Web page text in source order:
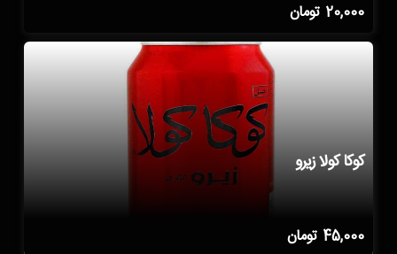
20,000 تومان
کوکا کولا زیرو
45,000 تومان